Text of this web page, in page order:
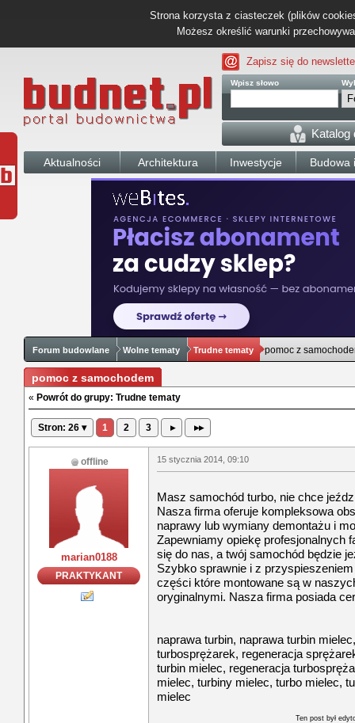
Strona korzysta z ciasteczek (plików
Możesz określić warunki
Zapisz się do
Wpisz słowo
Katalog
Aktualności Architektura Inwestycje Budowa
Forum budowlane Wolne tematy Trudne tematy pomoc z
pomoc z samochodem
« Powrót do grupy: Trudne tematy
Stron: 26 ▾ 1 2 3 ▸ ▸▸
offline
marian0188
PRAKTYKANT
15 stycznia 2014, 09:10
Masz samochód turbo, nie chce
Nasza firma oferuje kompleksowa
naprawy lub wymiany demontażu i
Zapewniamy opiekę profesjonalnych
się do nas, a twój samochód będzie
Szybko sprawnie i z
części które montowane są w
oryginalnymi. Nasza firma posiada
naprawa turbin, naprawa turbin
turbosprężarek, regeneracja
turbin mielec, regeneracja
mielec, turbiny mielec, turbo mielec,
mielec
Ten post był